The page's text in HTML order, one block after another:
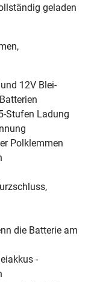
geladen
12V Blei-
Stufen Ladung
Polklemmen
die Batterie am
-